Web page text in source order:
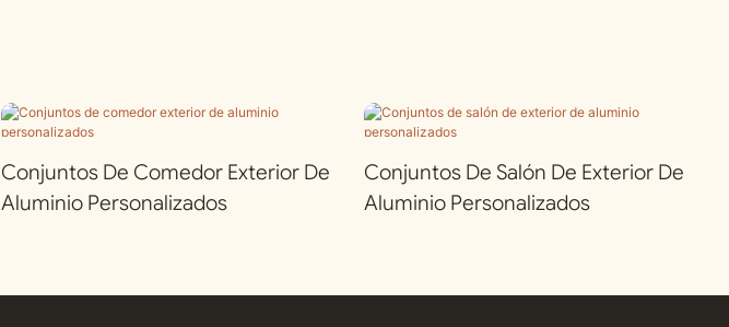
Conjuntos De Comedor Exterior De
Aluminio Personalizados
Conjuntos De Salón De Exterior De
Aluminio Personalizados